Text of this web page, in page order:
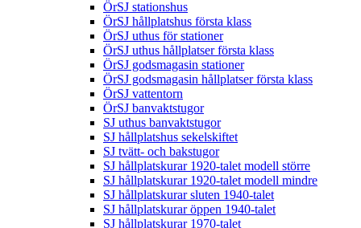
ÖrSJ stationshus
ÖrSJ hållplatshus första klass
ÖrSJ uthus för stationer
ÖrSJ uthus hållplatser första klass
ÖrSJ godsmagasin stationer
ÖrSJ godsmagasin hållplatser första klass
ÖrSJ vattentorn
ÖrSJ banvaktstugor
SJ uthus banvaktstugor
SJ hållplatshus sekelskiftet
SJ tvätt- och bakstugor
SJ hållplatskurar 1920-talet modell större
SJ hållplatskurar 1920-talet modell mindre
SJ hållplatskurar sluten 1940-talet
SJ hållplatskurar öppen 1940-talet
SJ hållplatskurar 1970-talet